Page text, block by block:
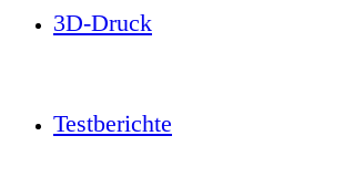
3D-Druck
Testberichte